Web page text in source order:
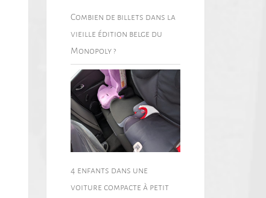
Combien de billets dans la
vieille édition belge du
Monopoly ?
4 enfants dans une
voiture compacte à petit